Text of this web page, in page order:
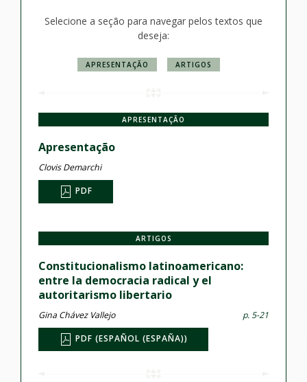
Selecione a seção para navegar pelos textos que
deseja:
APRESENTAÇÃO ARTIGOS
APRESENTAÇÃO
Apresentação
Clovis Demarchi
PDF
ARTIGOS
Constitucionalismo latinoamericano:
entre la democracia radical y el
autoritarismo libertario
Gina Chávez Vallejo p. 5-21
PDF (ESPAÑOL (ESPAÑA))